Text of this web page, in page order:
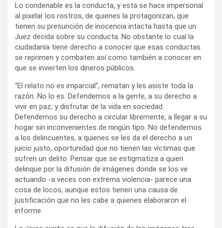
Lo condenable es la conducta, y esta se hace impersonal
al pixelar los rostros, de quienes la protagonizan, que
tienen su presunción de inocencia intacta hasta que un
Juez decida sobre su conducta. No obstante lo cual la
ciudadanía tiene derecho a conocer que esas conductas
se reprimen y combaten así como también a conocer en
que se invierten los dineros públicos.
“El relato no es imparcial”, rematan y les asiste toda la
razón. No lo es. Defendemos a la gente, a su derecho a
vivir en paz, y disfrutar de la vida en sociedad.
Defendemos su derecho a circular libremente, a llegar a su
hogar sin inconvenientes de ningún tipo. No defendemos
a los delincuentes, a quienes se les da el derecho a un
juicio justo, oportunidad que no tienen las víctimas que
sufren un delito. Pensar que se estigmatiza a quien
delinque por la difusión de imágenes donde se los ve
actuando -a veces con extrema violencia- parece una
cosa de locos, aunque estos tienen una causa de
justificación que no les cabe a quienes elaboraron el
informe.